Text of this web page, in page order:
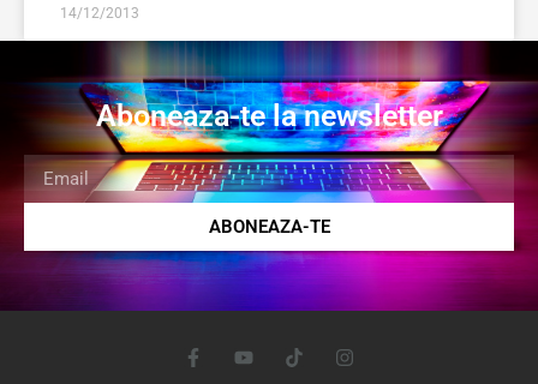
14/12/2013
Aboneaza-te la newsletter
ABONEAZA-TE